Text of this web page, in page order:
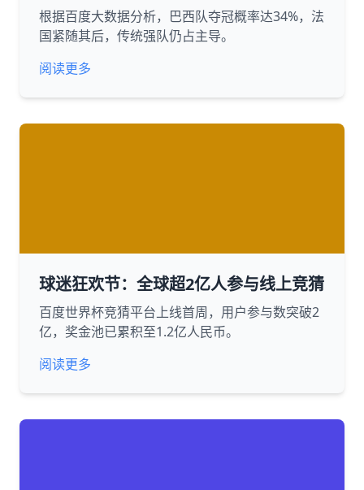
根据百度大数据分析，巴西队夺冠概率达34%，法
国紧随其后，传统强队仍占主导。
阅读更多
球迷狂欢节：全球超2亿人参与线上竞猜
百度世界杯竞猜平台上线首周，用户参与数突破2
亿，奖金池已累积至1.2亿人民币。
阅读更多